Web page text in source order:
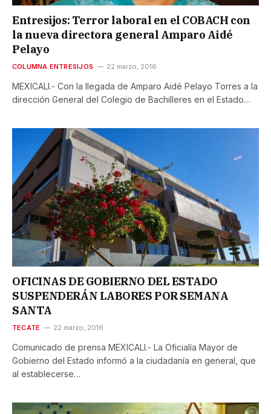
Entresijos: Terror laboral en el COBACH con
la nueva directora general Amparo Aidé
Pelayo
COLUMNA ENTRESIJOS 22 marzo, 2016
MEXICALI.- Con la llegada de Amparo Aidé Pelayo Torres a la
dirección General del Colegio de Bachilleres en el Estado…
OFICINAS DE GOBIERNO DEL ESTADO
SUSPENDERÁN LABORES POR SEMANA
SANTA
TECATE 22 marzo, 2016
Comunicado de prensa MEXICALI.- La Oficialía Mayor de
Gobierno del Estado informó a la ciudadanía en general, que
al establecerse…